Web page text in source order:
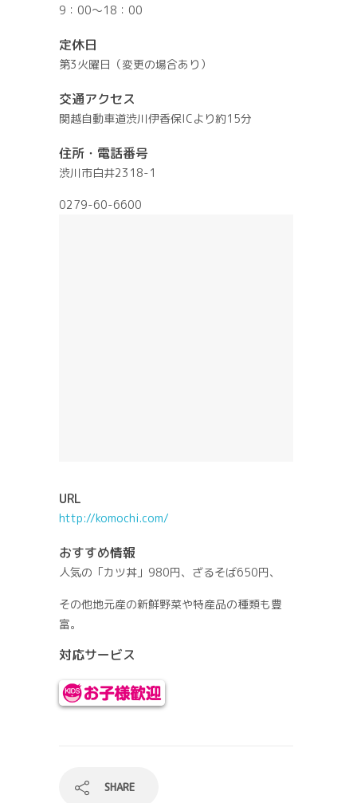
9：00～18：00
定休日
第3火曜日（変更の場合あり）
交通アクセス
関越自動車道渋川伊香保ICより約15分
住所・電話番号
渋川市白井2318-1
0279-60-6600
URL
http://komochi.com/
おすすめ情報
人気の「カツ丼」980円、ざるそば650円、
その他地元産の新鮮野菜や特産品の種類も豊
富。
対応サービス
SHARE